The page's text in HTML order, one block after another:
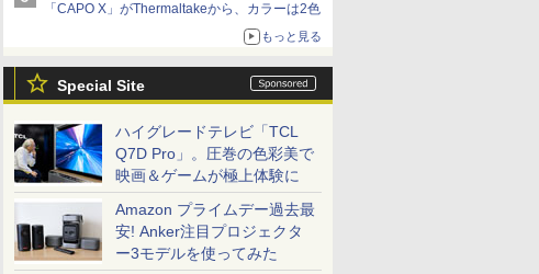
「CAPO X」がThermaltakeから、カラーは2色
もっと見る
Special Site
ハイグレードテレビ「TCL
Q7D Pro」。圧巻の色彩美で
映画＆ゲームが極上体験に
Amazon プライムデー過去最
安! Anker注目プロジェクタ
ー3モデルを使ってみた